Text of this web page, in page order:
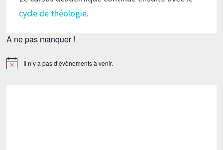
cycle de théologie.
A ne pas manquer !
Notice Il n’y a pas d’évènements à venir.